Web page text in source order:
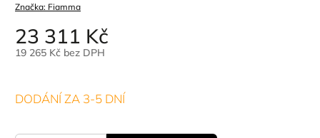
Značka: Fiamma
23 311 Kč
19 265 Kč bez DPH
DODÁNÍ ZA 3-5 DNÍ